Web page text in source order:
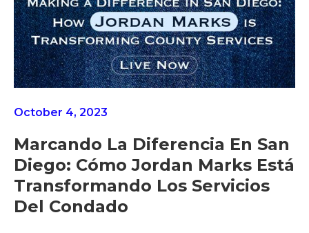
October 4, 2023
Marcando La Diferencia En San
Diego: Cómo Jordan Marks Está
Transformando Los Servicios
Del Condado